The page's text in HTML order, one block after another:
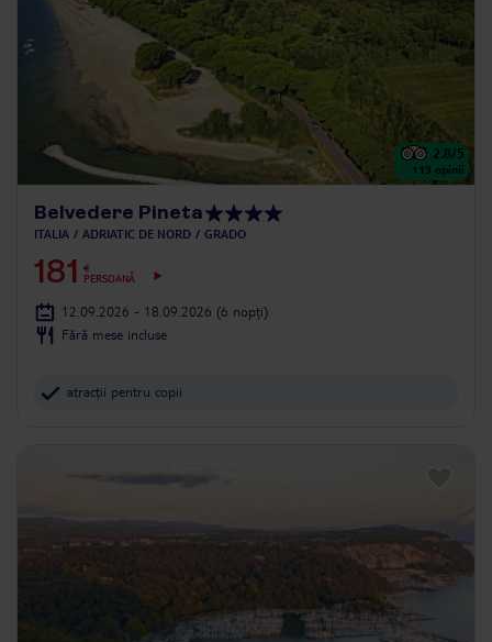
2.8/5
113 opinii
Belvedere Pineta
ITALIA ADRIATIC DE NORD GRADO
181
€
PERSOANĂ
12.09.2026 - 18.09.2026 (6 nopți)
Fără mese incluse
atracții pentru copii